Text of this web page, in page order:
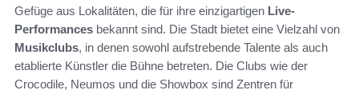
Gefüge aus Lokalitäten, die für ihre einzigartigen Live-
Performances bekannt sind. Die Stadt bietet eine Vielzahl von
Musikclubs, in denen sowohl aufstrebende Talente als auch
etablierte Künstler die Bühne betreten. Die Clubs wie der
Crocodile, Neumos und die Showbox sind Zentren für